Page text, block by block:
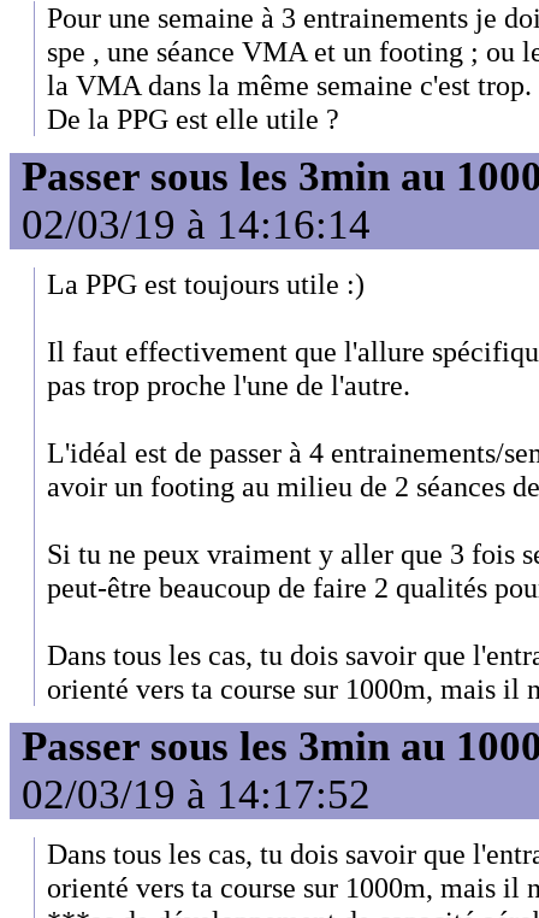
Pour une semaine à 3 entrainements je
spe , une séance VMA et un footing ; ou
la VMA dans la même semaine c'est trop.
De la PPG est elle utile ?
Passer sous les 3min au
02/03/19 à 14:16:14
La PPG est toujours utile :)
Il faut effectivement que l'allure
pas trop proche l'une de l'autre.
L'idéal est de passer à 4 entrainements/
avoir un footing au milieu de 2 séances
Si tu ne peux vraiment y aller que 3 fois
peut-être beaucoup de faire 2 qualités
Dans tous les cas, tu dois savoir que
orienté vers ta course sur 1000m, mais il
Passer sous les 3min au
02/03/19 à 14:17:52
Dans tous les cas, tu dois savoir que
orienté vers ta course sur 1000m, mais